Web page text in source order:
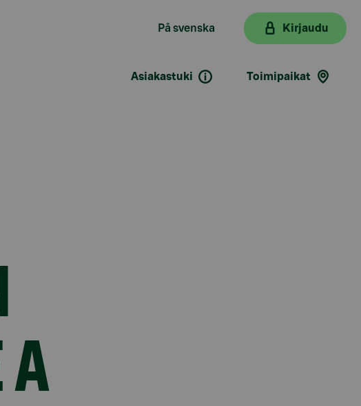
På svenska Kirjaudu
Asiakastuki Toimipaikat
A